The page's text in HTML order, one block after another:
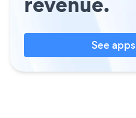
See